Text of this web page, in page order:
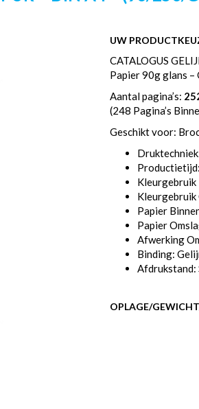
UW
CATALOGUS
Papier 90g glans –
Aantal pagina’s:
(248 Pagina’s
Geschikt voor:
Kleurgebruik
Kleurgebruik
Papier
Papier
Afwerking
Binding:
Afdrukstand:
OPLAGE/